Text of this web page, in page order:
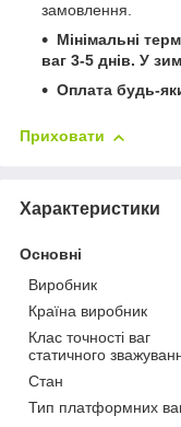
замовлення.
Мінімальні
ваг 3-5 днів. У
Оплата будь-
Приховати
Характеристики
Основні
Виробник
Країна виробник
Клас точності ваг
статичного
Стан
Тип платформних